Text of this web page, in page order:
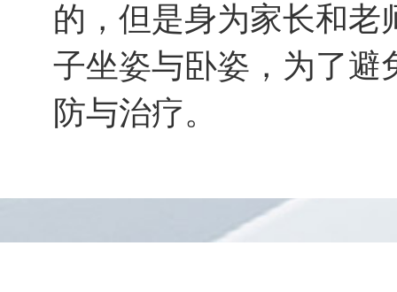
的，但是身为家长和老
子坐姿与卧姿，为了避
防与治疗。